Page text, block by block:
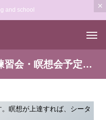
and school
ヒーリングセミナー・練習会・瞑想会予定一覧
瞑想が上達すれば、シータ